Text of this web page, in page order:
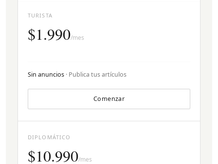
TURISTA
$1.990/mes
Sin anuncios · Publica tus artículos
Comenzar
DIPLOMÁTICO
$10.990/mes